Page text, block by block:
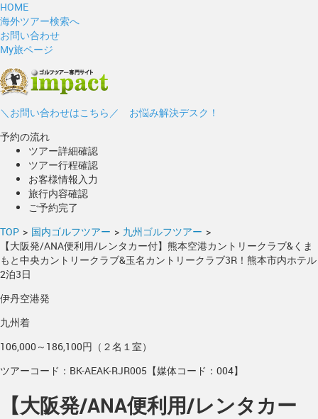
HOME
海外ツアー検索へ
お問い合わせ
My旅ページ
＼お問い合わせはこちら／ お悩み解決デスク！
予約の流れ
ツアー詳細確認
ツアー行程確認
お客様情報入力
旅行内容確認
ご予約完了
TOP > 国内ゴルフツアー > 九州ゴルフツアー >
【大阪発/ANA便利用/レンタカー付】熊本空港カントリークラブ&くま
もと中央カントリークラブ&玉名カントリークラブ3R！熊本市内ホテル
2泊3日
伊丹空港発
九州着
106,000～186,100円（２名１室）
ツアーコード：BK-AEAK-RJR005【媒体コード：004】
【大阪発/ANA便利用/レンタカー